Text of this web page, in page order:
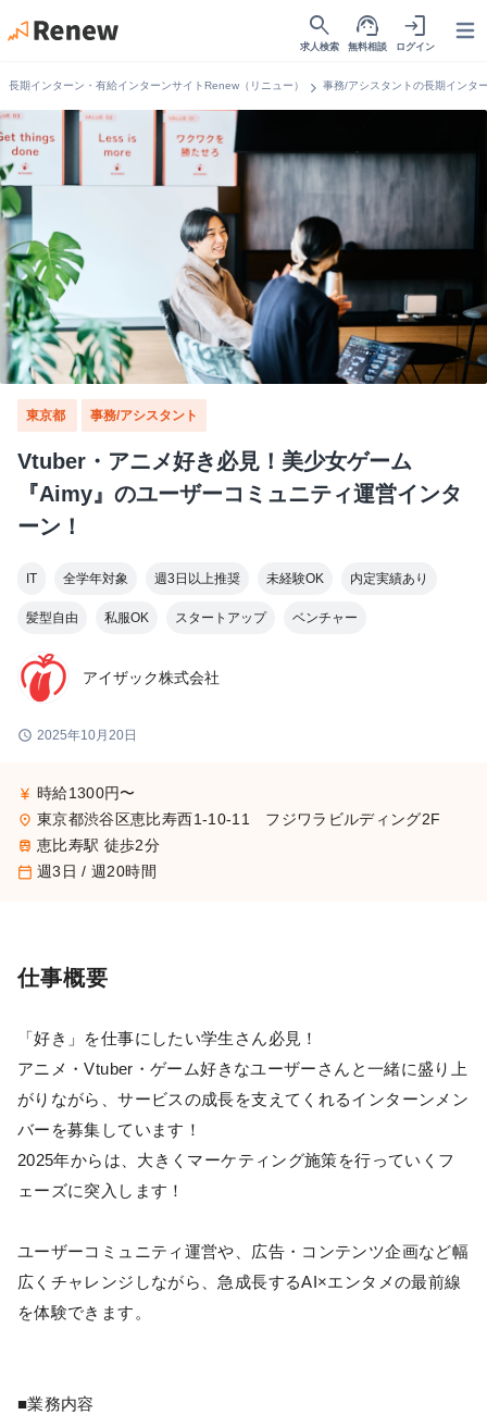
search
求人検索
support_agent
無料相談
login
ログイン
長期インターン・有給インターンサイトRenew（リニュー） chevron_right 事務/アシスタントの長期インタ
東京都 事務/アシスタント
Vtuber・アニメ好き必見！美少女ゲーム
『Aimy』のユーザーコミュニティ運営インタ
ーン！
IT 全学年対象 週3日以上推奨 未経験OK 内定実績あり
髪型自由 私服OK スタートアップ ベンチャー
アイザック株式会社
schedule 2025年10月20日
currency_yen 時給1300円〜
place 東京都渋谷区恵比寿西1-10-11 フジワラビルディング2F
train 恵比寿駅 徒歩2分
calendar_today 週3日 / 週20時間
仕事概要
「好き」を仕事にしたい学生さん必見！
アニメ・Vtuber・ゲーム好きなユーザーさんと一緒に盛り上
がりながら、サービスの成長を支えてくれるインターンメン
バーを募集しています！
2025年からは、大きくマーケティング施策を行っていくフ
ェーズに突入します！
ユーザーコミュニティ運営や、広告・コンテンツ企画など幅
広くチャレンジしながら、急成長するAI×エンタメの最前線
を体験できます。
■業務内容